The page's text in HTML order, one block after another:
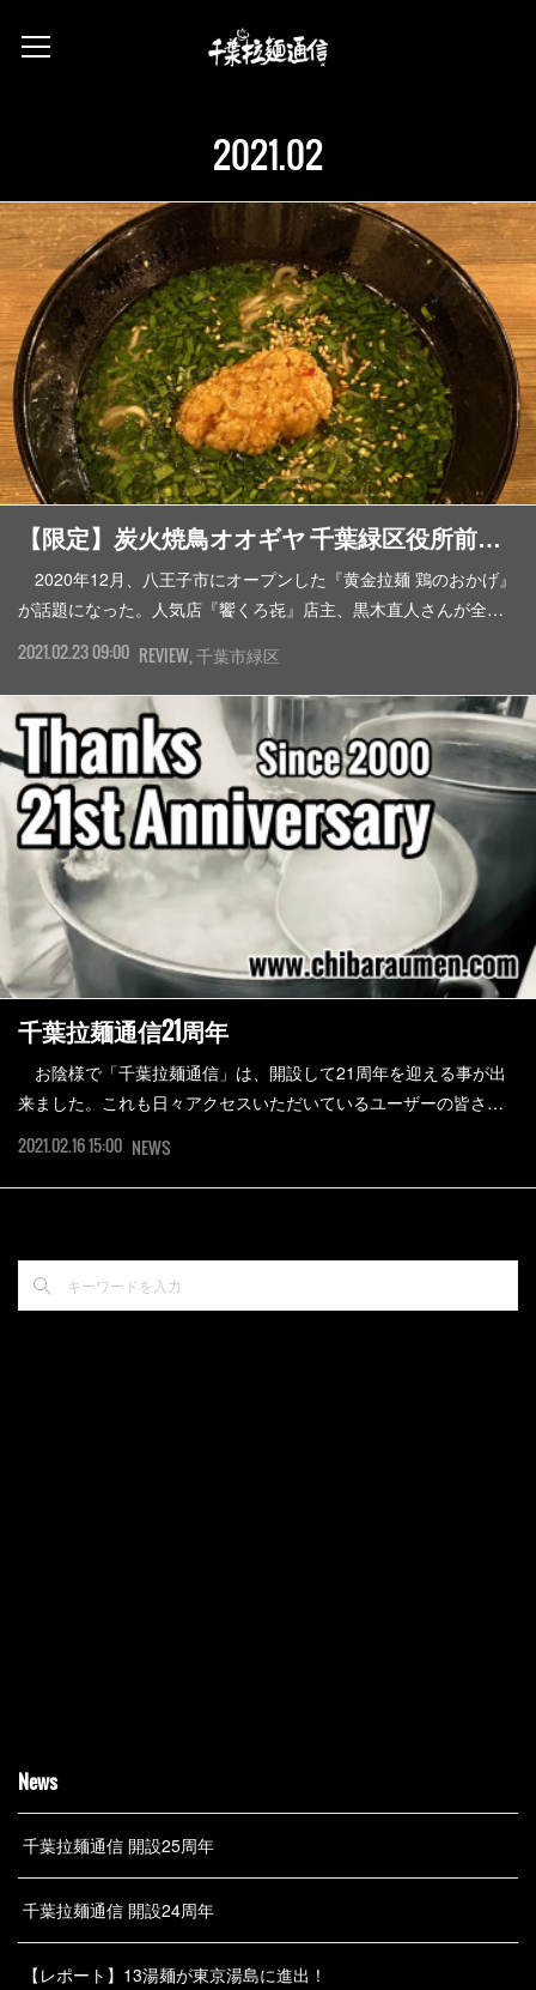
2021.02
【限定】炭火焼鳥オオギヤ 千葉緑区役所前…
2020年12月、八王子市にオープンした『黄金拉麺 鶏のおかげ』
が話題になった。人気店『饗くろ㐂』店主、黒木直人さんが全…
2021.02.23 09:00 REVIEW 千葉市緑区
千葉拉麺通信21周年
お陰様で「千葉拉麺通信」は、開設して21周年を迎える事が出
来ました。これも日々アクセスいただいているユーザーの皆さ…
2021.02.16 15:00 NEWS
News
千葉拉麺通信 開設25周年
千葉拉麺通信 開設24周年
【レポート】13湯麺が東京湯島に進出！